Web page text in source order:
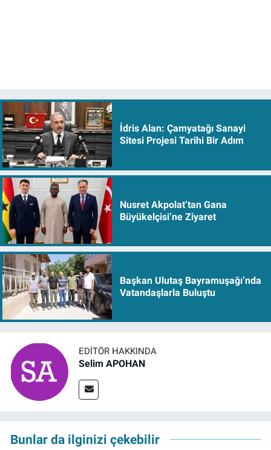
İdris Alan: Çamyatağı Sanayi
Sitesi Projesi Tarihi Bir Adım
Nusret Akpolat’tan Gana
Büyükelçisi’ne Ziyaret
Başkan Ulutaş Bayramuşağı’nda
Vatandaşlarla Buluştu
EDITÖR HAKKINDA
Selim APOHAN
Bunlar da ilginizi çekebilir